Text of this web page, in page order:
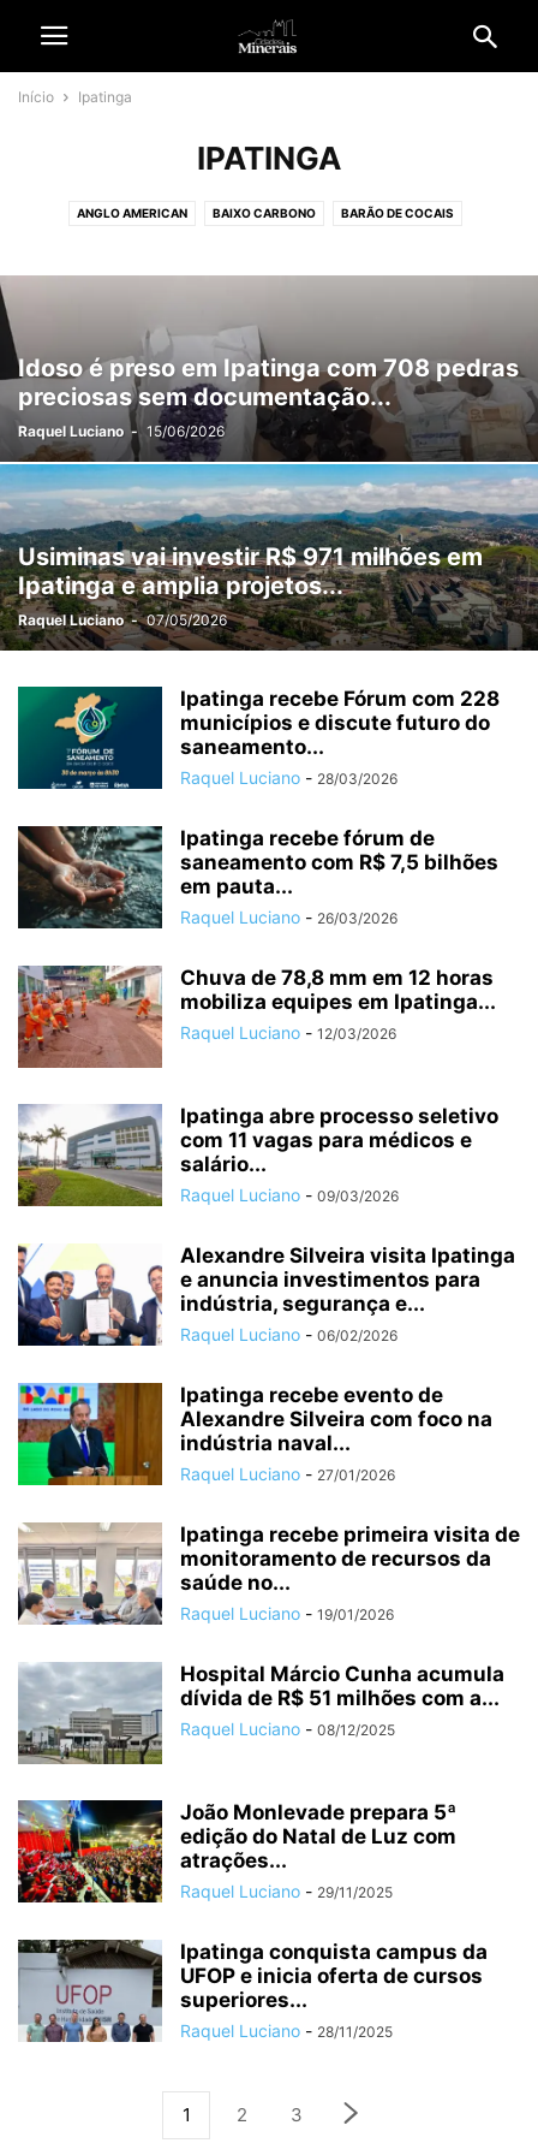
Início Ipatinga
IPATINGA
ANGLO AMERICAN BAIXO CARBONO BARÃO DE COCAIS
CIDADES & MINERADORAS CIÊNCIA E TECNOLOGIA COLUNAS
DIVERSIDADE ECONOMIA
EMPRESAS & NEGÓCIOS ENERGIA SOLAR ESPECIAL
ESPECIAL REVISTA CM ESPORTE ESTÉTICA & NEGÓCIOS
GARIMPO ILEGAL GERAL GERDAU HISTÓRIA E TRADIÇÃO
INFORME PUBLICITÁRIO INTERNACIONAL IPATINGA ITABIRA
JOÃO MONLEVADE JORNAL C&M MÉDIO ESPINHAÇO
MÉDIO PIRACICABA MEIO AMBIENTE MINAS GERAIS MINERAÇÃO
MUDANÇAS CLIMÁTICAS NEGÓCIOS OPORTUNIDADES OURO PRETO
PARCEIROS PATROCINADOS POLÍCIA POLÍTICA
PREVISÃO DO TEMPO PUBLIEDITORIAL SAÚDE SERRO SERVIÇO
SETE LAGOAS
SUSTENTABILIDADE TARIFAÇO TECNOLOGIA TIRADENTES
TURISMO TURISMO RELIGIOSO VAGAS
Idoso é preso em Ipatinga com 708 pedras
preciosas sem documentação...
Raquel Luciano - 15/06/2026
Usiminas vai investir R$ 971 milhões em
Ipatinga e amplia projetos...
Raquel Luciano - 07/05/2026
Ipatinga recebe Fórum com 228
municípios e discute futuro do
saneamento...
Raquel Luciano - 28/03/2026
Ipatinga recebe fórum de
saneamento com R$ 7,5 bilhões
em pauta...
Raquel Luciano - 26/03/2026
Chuva de 78,8 mm em 12 horas
mobiliza equipes em Ipatinga...
Raquel Luciano - 12/03/2026
Ipatinga abre processo seletivo
com 11 vagas para médicos e
salário...
Raquel Luciano - 09/03/2026
Alexandre Silveira visita Ipatinga
e anuncia investimentos para
indústria, segurança e...
Raquel Luciano - 06/02/2026
Ipatinga recebe evento de
Alexandre Silveira com foco na
indústria naval...
Raquel Luciano - 27/01/2026
Ipatinga recebe primeira visita de
monitoramento de recursos da
saúde no...
Raquel Luciano - 19/01/2026
Hospital Márcio Cunha acumula
dívida de R$ 51 milhões com a...
Raquel Luciano - 08/12/2025
João Monlevade prepara 5ª
edição do Natal de Luz com
atrações...
Raquel Luciano - 29/11/2025
Ipatinga conquista campus da
UFOP e inicia oferta de cursos
superiores...
Raquel Luciano - 28/11/2025
1 2 3